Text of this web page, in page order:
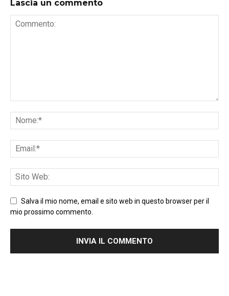
Lascia un commento
Salva il mio nome, email e sito web in questo browser per il
mio prossimo commento.